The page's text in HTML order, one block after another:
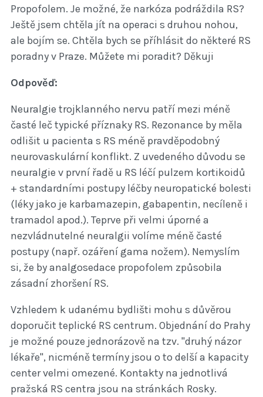
Propofolem. Je možné, že narkóza podráždila RS?
Ještě jsem chtěla jít na operaci s druhou nohou,
ale bojím se. Chtěla bych se příhlásit do některé RS
poradny v Praze. Můžete mi poradit? Děkuji
Odpověď:
Neuralgie trojklanného nervu patří mezi méně
časté leč typické příznaky RS. Rezonance by měla
odlišit u pacienta s RS méně pravděpodobný
neurovaskulární konflikt. Z uvedeného důvodu se
neuralgie v první řadě u RS léčí pulzem kortikoidů
+ standardními postupy léčby neuropatické bolesti
(léky jako je karbamazepin, gabapentin, necíleně i
tramadol apod.). Teprve při velmi úporné a
nezvládnutelné neuralgii volíme méně časté
postupy (např. ozáření gama nožem). Nemyslím
si, že by analgosedace propofolem způsobila
zásadní zhoršení RS.
Vzhledem k udanému bydlišti mohu s důvěrou
doporučit teplické RS centrum. Objednání do Prahy
je možné pouze jednorázově na tzv. "druhý názor
lékaře", nicméně termíny jsou o to delší a kapacity
center velmi omezené. Kontakty na jednotlivá
pražská RS centra jsou na stránkách Rosky.